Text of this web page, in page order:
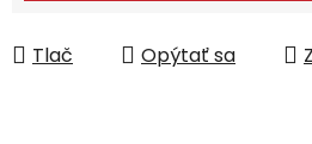
Tlač Opýtať sa